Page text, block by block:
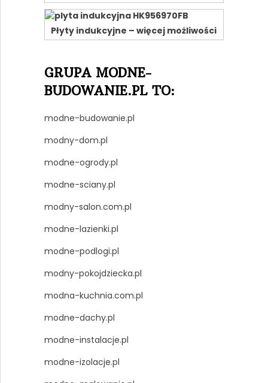
Płyty indukcyjne – więcej możliwości
GRUPA MODNE-
BUDOWANIE.PL TO:
modne-budowanie.pl
modny-dom.pl
modne-ogrody.pl
modne-sciany.pl
modny-salon.com.pl
modne-lazienki.pl
modne-podlogi.pl
modny-pokojdziecka.pl
modna-kuchnia.com.pl
modne-dachy.pl
modne-instalacje.pl
modne-izolacje.pl